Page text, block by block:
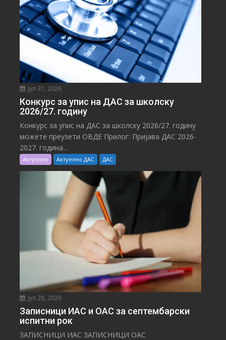
јул 31, 2026
Конкурс за упис на ДАС за школску
2026/27. годину
Конкурс за упис на ДАС за школску 2026/27. годину
можете преузети ОВДЕ Прилог: Пријава ДАС 2026-
2027. година...
Актуелно Актуелно ДАС ДАС
јул 28, 2026
Записници ИАС и ОАС за септембарски
испитни рок
ЗАПИСНИЦИ ИАС ЗАПИСНИЦИ ОАС